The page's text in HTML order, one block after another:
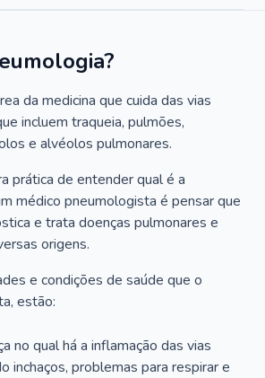
da medicina que cuida das vias
incluem traqueia, pulmões,
e alvéolos pulmonares.
prática de entender qual é a
médico pneumologista é pensar que
e trata doenças pulmonares e
origens.
e condições de saúde que o
estão:
no qual há a inflamação das vias
inchaços, problemas para respirar e